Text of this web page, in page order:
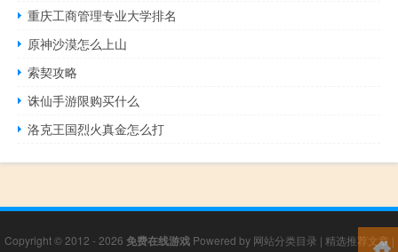
重庆工商管理专业大学排名
原神沙漠怎么上山
索契攻略
诛仙手游限购买什么
洛克王国烈火真金怎么打
Copyright © 2012 - 2026 免费在线游戏Powered by 网站分类目录 | 精选推荐文章 |